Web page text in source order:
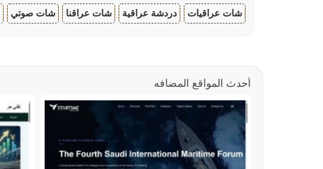
شات عراقيات دردشة عراقية شات عراقنا شات صوتي
أحدث المواقع المضافه